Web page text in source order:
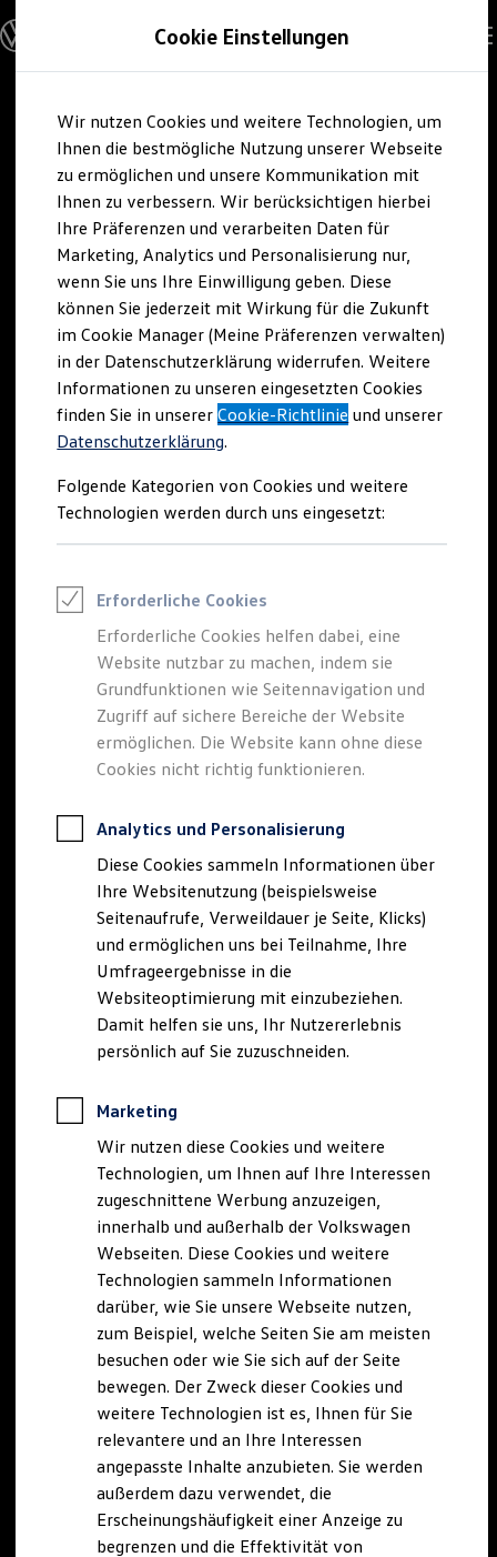
Hauptinhalt
springen
Footer
springen
Modelle und Konfigurator
Konfigurator
Modelle vergleichen
Elektroautos
ENERGY Sondermodelle
Nutzfahrzeuge
SUV und CUV
Familienautos
Kombis
Kompaktwagen
Sportwagen
Schnell verfügbare Fahrzeuge
Angebote und Produkte
Aktuelle Angebote
E-Auto-Förderung
Volkswagen Marktplatz
Die ENERGY Sondermodelle
Junge Gebrauchtwagen und Gebrauchtwagen
Volkswagen Zertifizierte Gebrauchtwagen
Elektromobilität bei Gebrauchtwagen
Saisonangebote
Reifenpakete
Leasing
Leasing-Angebote
Elektroauto Leasing
Kleinwagen-Leasing
Leasing ohne Anzahlung
Finanzierung
Autokredit mit Schlussrate
Versicherungen und Garantien
Kfz-Versicherung
Restschuldversicherungen
Garantien
Professional Class bei Volkswagen
Behörden
Direktkunden
Sonderfahrzeuge
Anpfiff zum Gewinn
Elektromobilität
Elektroautos
ID. Tutorials
Elektrofahrzeugkonzepte
ID. EVERY1
Reichweite
Rekuperation
Laden unterwegs
Laden Zuhause
Ladestationen finden
Ladezeitensimulator
Batterie
Sicherheit
Nachhaltigkeit
Technologie
Kosten und Kauf
Verbrauchskosten
Kaufoptionen
E-Auto-Förderung
Software und Konnektivität
Die ID. Software 6
ID. Software Versionen und Updates
Digitale Extras
Schnittstellen zu Ihrem ID.
Marke und Erlebnis
Volkswagen R und R Experience
Cookie Einstellungen
Wir nutzen Cookies und weitere Technologien, um
Ihnen die bestmögliche Nutzung unserer Webseite
zu ermöglichen und unsere Kommunikation mit
Ihnen zu verbessern. Wir berücksichtigen hierbei
Ihre Präferenzen und verarbeiten Daten für
Marketing, Analytics und Personalisierung nur,
wenn Sie uns Ihre Einwilligung geben. Diese
können Sie jederzeit mit Wirkung für die Zukunft
im Cookie Manager (Meine Präferenzen verwalten)
in der Datenschutzerklärung widerrufen. Weitere
Informationen zu unseren eingesetzten Cookies
finden Sie in unsererCookie-Richtlinie und unserer
Datenschutzerklärung.
Folgende Kategorien von Cookies und weitere
Technologien werden durch uns eingesetzt:
Erforderliche Cookies
Erforderliche Cookies helfen dabei, eine
Website nutzbar zu machen, indem sie
Grundfunktionen wie Seitennavigation und
Zugriff auf sichere Bereiche der Website
ermöglichen. Die Website kann ohne diese
Cookies nicht richtig funktionieren.
Analytics und Personalisierung
Diese Cookies sammeln Informationen über
Ihre Websitenutzung (beispielsweise
Seitenaufrufe, Verweildauer je Seite, Klicks)
und ermöglichen uns bei Teilnahme, Ihre
Umfrageergebnisse in die
Websiteoptimierung mit einzubeziehen.
Damit helfen sie uns, Ihr Nutzererlebnis
persönlich auf Sie zuzuschneiden.
Marketing
Wir nutzen diese Cookies und weitere
Technologien, um Ihnen auf Ihre Interessen
zugeschnittene Werbung anzuzeigen,
innerhalb und außerhalb der Volkswagen
Webseiten. Diese Cookies und weitere
Technologien sammeln Informationen
darüber, wie Sie unsere Webseite nutzen,
zum Beispiel, welche Seiten Sie am meisten
besuchen oder wie Sie sich auf der Seite
bewegen. Der Zweck dieser Cookies und
weitere Technologien ist es, Ihnen für Sie
relevantere und an Ihre Interessen
angepasste Inhalte anzubieten. Sie werden
außerdem dazu verwendet, die
Erscheinungshäufigkeit einer Anzeige zu
begrenzen und die Effektivität von